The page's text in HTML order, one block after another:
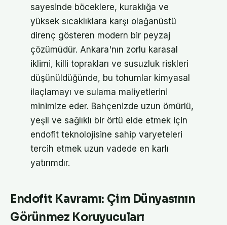
sayesinde böceklere, kuraklığa ve
yüksek sıcaklıklara karşı olağanüstü
direnç gösteren modern bir peyzaj
çözümüdür. Ankara'nın zorlu karasal
iklimi, killi toprakları ve susuzluk riskleri
düşünüldüğünde, bu tohumlar kimyasal
ilaçlamayı ve sulama maliyetlerini
minimize eder. Bahçenizde uzun ömürlü,
yeşil ve sağlıklı bir örtü elde etmek için
endofit teknolojisine sahip varyeteleri
tercih etmek uzun vadede en karlı
yatırımdır.
Endofit Kavramı: Çim Dünyasının
Görünmez Koruyucuları